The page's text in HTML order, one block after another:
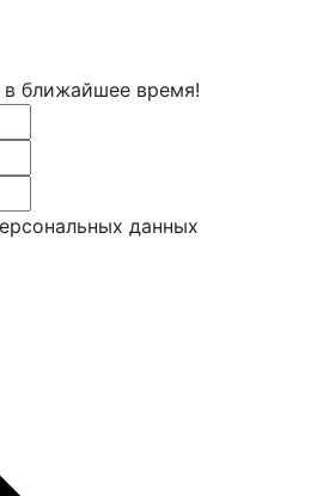
ближайшее время!
данных